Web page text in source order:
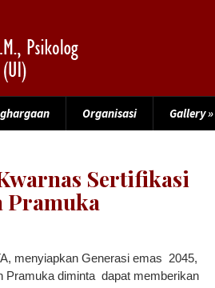
Organisasi Gallery»
Sertifikasi
Pramuka
menyiapkan Generasi emas 2045,
Pramuka diminta dapat memberikan